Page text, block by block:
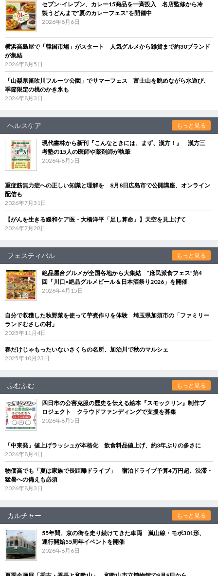
セブン‐イレブン、カレー15商品を一斉投入 名店監修から冷
製うどんまで“夏のカレーフェス”を開催中
2026年8月6日
横浜高島屋で「韓国市場」がスタート 人気グルメから雑貨まで約30ブランド
が集結
2026年8月5日
「山梨県笛吹川フルーツ公園」でサマーフェス 富士山を眺めながら水遊び、
季節限定の桃のかき氷も
2026年8月3日
ヘルスケア もっと見る
現代書林から新刊『こんなときには、まず、漢方！』 漢方三
考塾の15人の医師や薬剤師が執筆
2026年8月5日
重症筋無力症への正しい知識と理解を 8月8日広島市で公開講座、オンライン
配信も
2026年7月31日
【がんを生きる緩和ケア医・大橋洋平「足し算命」】天空を見上げて
2026年7月28日
フェスティバル もっと見る
絶品屋台グルメが全国各地から大集結 “庶民派食フェス”第4
回「川口×絶品グルメビール＆日本酒祭り2026」を開催
2026年4月15日
自分で収穫した秋野菜を使って芋煮作りを体験 埼玉県加須市の「ファミリー
ランドむさしの村」
2025年11月4日
春だけじゃもったいないさくらの名所、加治川で秋のマルシェ
2025年10月23日
ふむふむ もっと見る
四日市の公害克服の歴史を伝える絵本『スモックリン』制作プ
ロジェクト クラウドファンディングで支援を募集
2026年8月5日
「中東発」値上げラッシュが本格化 飲食料品値上げ、約3年ぶりの多さに
2026年8月4日
物価高でも「夏は家族で長距離ドライブ」 宿泊ドライブ予算4万円超、渋滞・
猛暑への備えも必須
2026年8月3日
カルチャー もっと見る
55年間、京の街を走り続けてきた車両 嵐山線・モボ301形、
運行開始55周年イベントを開催
2026年8月6日